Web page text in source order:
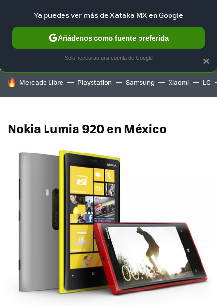
SELECCIÓN GAMING HOME AUTO TERRITORIO
HOY SE HABLA DE
Mercado Libre Playstation Samsung Xiaomi LG
Nokia Lumia 920 en México
×
Ya puedes ver más de Xataka MX en Google
Añádenos como fuente preferida
Solo necesitas una cuenta de Google